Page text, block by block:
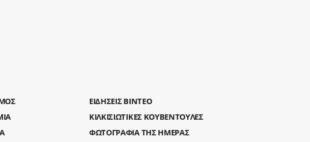
ΕΙΔΗΣΕΙΣ ΒΙΝΤΕΟ
ΚΙΛΚΙΣΙΩΤΙΚΕΣ ΚΟΥΒΕΝΤΟΥΛΕΣ
ΦΩΤΟΓΡΑΦΙΑ ΤΗΣ ΗΜΕΡΑΣ